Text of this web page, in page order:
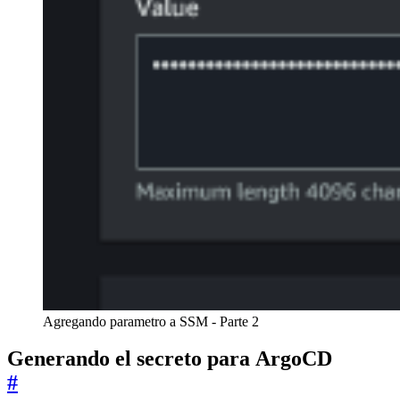
Agregando parametro a SSM - Parte 2
Generando el secreto para ArgoCD
#